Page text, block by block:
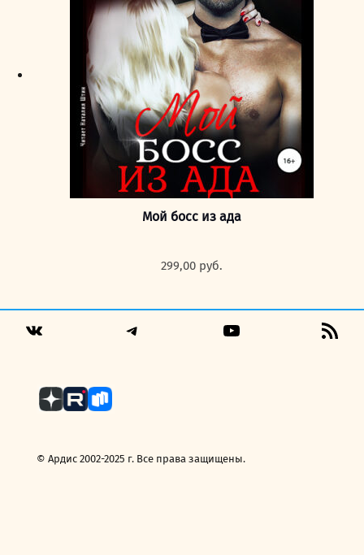
Мой босс из ада
299,00 руб.
© Ардис 2002-2025 г. Все права защищены.